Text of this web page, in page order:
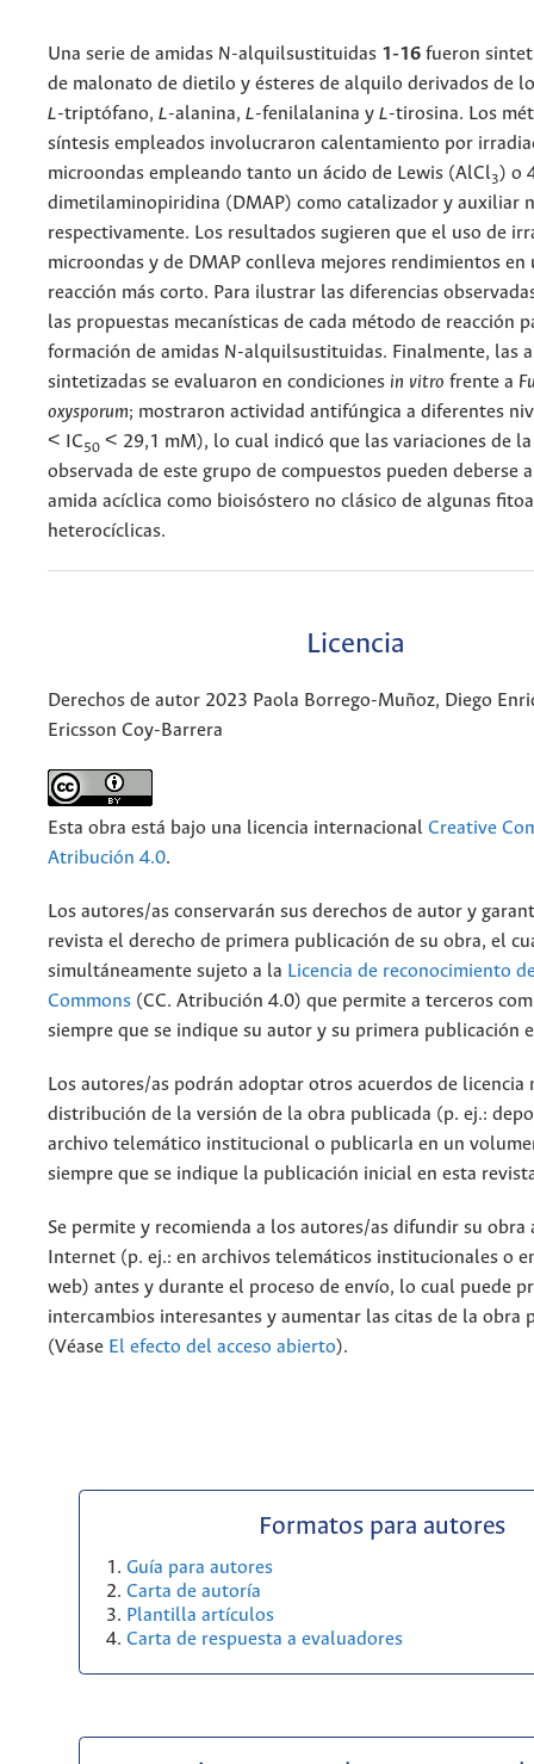
Una serie de amidas N-alquilsustituidas 1-16 fueron
de malonato de dietilo y ésteres de alquilo derivados de
ʟ-triptófano, ʟ-alanina, ʟ-fenilalanina y ʟ-tirosina. Los
síntesis empleados involucraron calentamiento por
microondas empleando tanto un ácido de Lewis (AlCl3) o
dimetilaminopiridina (DMAP) como catalizador y auxiliar
respectivamente. Los resultados sugieren que el uso de
microondas y de DMAP conlleva mejores rendimientos en
reacción más corto. Para ilustrar las diferencias
las propuestas mecanísticas de cada método de reacción
formación de amidas N-alquilsustituidas. Finalmente, las
sintetizadas se evaluaron en condiciones in vitro frente a
oxysporum; mostraron actividad antifúngica a diferentes
< IC50 < 29,1 mM), lo cual indicó que las variaciones de
observada de este grupo de compuestos pueden deberse
amida acíclica como bioisóstero no clásico de algunas
heterocíclicas.
Licencia
Derechos de autor 2023 Paola Borrego-Muñoz, Diego
Ericsson Coy-Barrera
Esta obra está bajo una licencia internacional Creative
Atribución 4.0.
Los autores/as conservarán sus derechos de autor y
revista el derecho de primera publicación de su obra, el
simultáneamente sujeto a la Licencia de reconocimiento
Commons (CC. Atribución 4.0) que permite a terceros
siempre que se indique su autor y su primera publicación
Los autores/as podrán adoptar otros acuerdos de licencia
distribución de la versión de la obra publicada (p. ej.:
archivo telemático institucional o publicarla en un
siempre que se indique la publicación inicial en esta
Se permite y recomienda a los autores/as difundir su obra
Internet (p. ej.: en archivos telemáticos institucionales o
web) antes y durante el proceso de envío, lo cual puede
intercambios interesantes y aumentar las citas de la obra
(Véase El efecto del acceso abierto).
Formatos para autores
Guía para autores
Carta de autoría
Plantilla artículos
Carta de respuesta a evaluadores